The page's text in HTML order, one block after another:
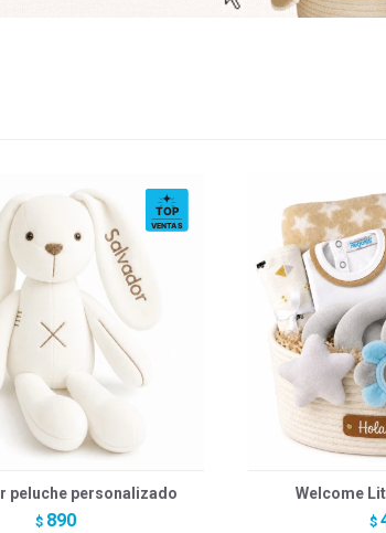
peluche personalizado
$ 890
Welcome
$